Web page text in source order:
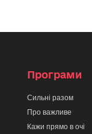
Програми
Сильні разом
Про важливе
Кажи прямо в очі